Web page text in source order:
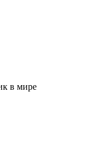
в мире